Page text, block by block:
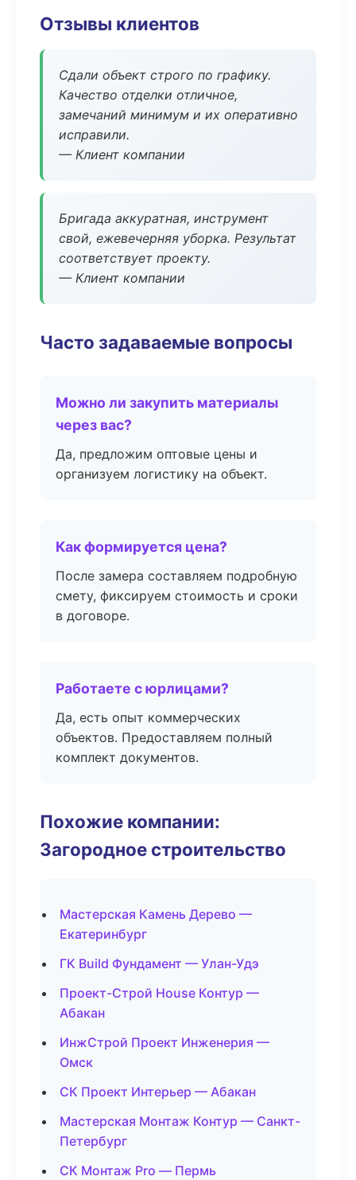
Отзывы клиентов
Сдали объект строго по графику.
Качество отделки отличное,
замечаний минимум и их оперативно
исправили.
— Клиент компании
Бригада аккуратная, инструмент
свой, ежевечерняя уборка. Результат
соответствует проекту.
— Клиент компании
Часто задаваемые вопросы
Можно ли закупить материалы
через вас?
Да, предложим оптовые цены и
организуем логистику на объект.
Как формируется цена?
После замера составляем подробную
смету, фиксируем стоимость и сроки
в договоре.
Работаете с юрлицами?
Да, есть опыт коммерческих
объектов. Предоставляем полный
комплект документов.
Похожие компании:
Загородное строительство
Мастерская Камень Дерево —
Екатеринбург
ГК Build Фундамент — Улан-Удэ
Проект-Строй House Контур —
Абакан
ИнжСтрой Проект Инженерия —
Омск
СК Проект Интерьер — Абакан
Мастерская Монтаж Контур — Санкт-
Петербург
СК Монтаж Pro — Пермь